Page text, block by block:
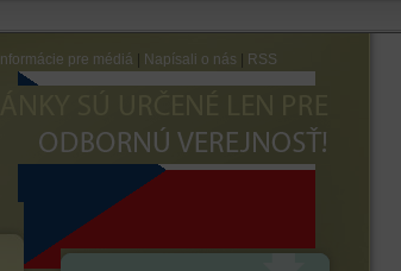
Informácie pre médiá Napísali o nás RSS
OPIÁTOCH